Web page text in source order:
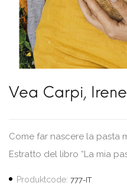
Vea Carpi,
Come far nascere la pasta
Estratto del libro “La mia
Produktcode: 777-IT